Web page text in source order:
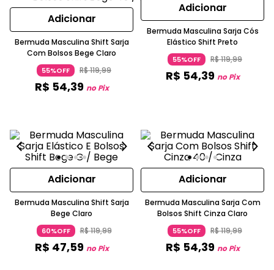
Adicionar
Bermuda Masculina Shift Sarja
Com Bolsos Bege Claro
55%OFF R$119,99
R$ 54,39 no Pix
Adicionar
Bermuda Masculina Sarja Cós
Elástico Shift Preto
55%OFF R$119,99
R$ 54,39 no Pix
Adicionar
Bermuda Masculina Shift Sarja
Bege Claro
60%OFF R$119,99
R$ 47,59 no Pix
Adicionar
Bermuda Masculina Sarja Com
Bolsos Shift Cinza Claro
55%OFF R$119,99
R$ 54,39 no Pix